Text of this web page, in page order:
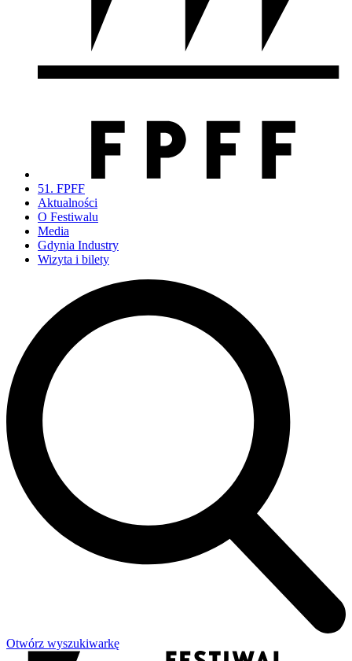
51. FPFF
Aktualności
O Festiwalu
Media
Gdynia Industry
Wizyta i bilety
Otwórz wyszukiwarkę